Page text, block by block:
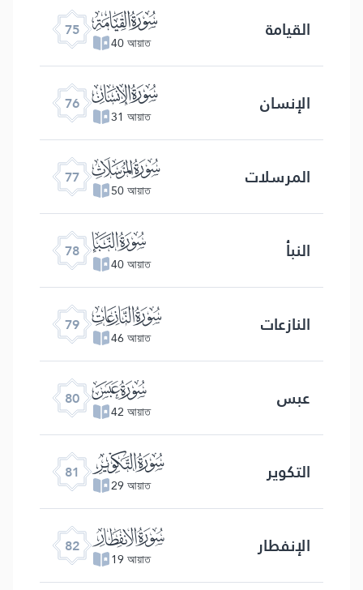
75 ﯸ
40 আয়াত القیامة
76 ﯹ
31 আয়াত الإنسان
77 ﯺ
50 আয়াত المرسلات
78 ﯻ
40 আয়াত النبأ
79 ﯼ
46 আয়াত النازعات
80 ﯽ
42 আয়াত عبس
81 ﯾ
29 আয়াত التكویر
82 ﯿ
19 আয়াত الإنفطار